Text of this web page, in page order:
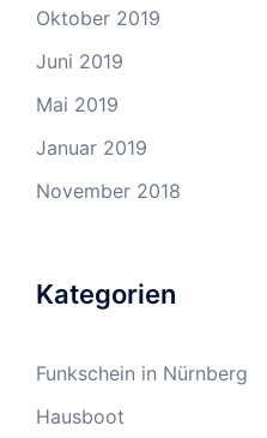
Oktober 2019
Juni 2019
Mai 2019
Januar 2019
November 2018
Kategorien
Funkschein in Nürnberg
Hausboot